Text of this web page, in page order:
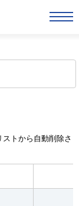
トから自動削除さ